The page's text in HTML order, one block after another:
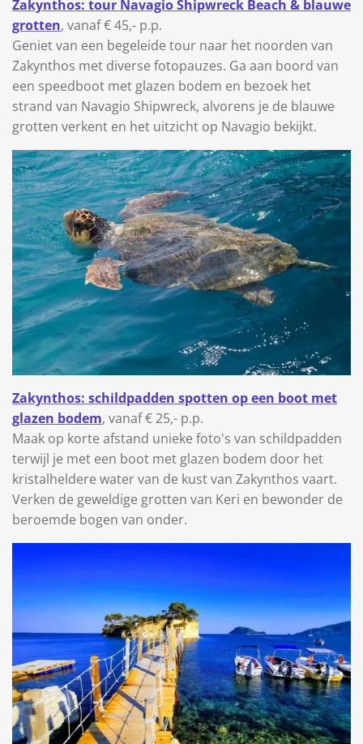
Zakynthos: tour Navagio Shipwreck Beach & blauwe
grotten, vanaf € 45,- p.p.
Geniet van een begeleide tour naar het noorden van
Zakynthos met diverse fotopauzes. Ga aan boord van
een speedboot met glazen bodem en bezoek het
strand van Navagio Shipwreck, alvorens je de blauwe
grotten verkent en het uitzicht op Navagio bekijkt.
Zakynthos: schildpadden spotten op een boot met
glazen bodem, vanaf € 25,- p.p.
Maak op korte afstand unieke foto's van schildpadden
terwijl je met een boot met glazen bodem door het
kristalheldere water van de kust van Zakynthos vaart.
Verken de geweldige grotten van Keri en bewonder de
beroemde bogen van onder.